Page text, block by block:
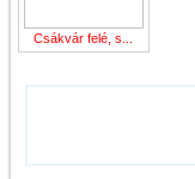
Csákvár felé, s...